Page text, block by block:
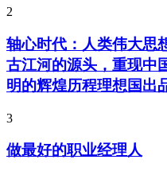
2
轴心时代：人类伟大思
古江河的源头，重现中
明的辉煌历程理想国出
3
做最好的职业经理人